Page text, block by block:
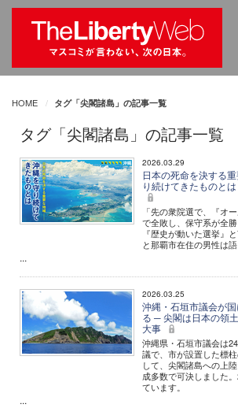
HOME タグ「尖閣諸島」の記事一覧
タグ「尖閣諸島」の記事一覧
2026.03.29
日本の死命を決する
り続けてきたものと
「先の衆院選で、『オ
で全敗し、保守系が全
『歴史が動いた選挙』
と那覇市在住の男性は語
...
2026.03.25
沖縄・石垣市議会が
る ─ 尖閣は日本の領
大事
沖縄県・石垣市議会は
議で、市が設置した標
して、尖閣諸島への上
成多数で可決しました
ています。
...